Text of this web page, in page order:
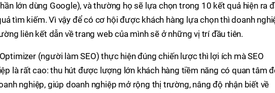
lớn dùng Google), và thường họ sẽ lựa chọn trong 10 kết quả hiện ra
tìm kiếm. Vì vậy để có cơ hội được khách hàng lựa chọn thì doanh
liên kết dẫn về trang web của mình sẽ ở những vị trí đầu tiên.
(người làm SEO) thực hiện đúng chiến lược thì lợi ích mà SEO
là rất cao: thu hút được lượng lớn khách hàng tiềm năng có quan tâm
nghiệp, giúp doanh nghiệp mở rộng thị trường, nâng độ nhận biết về